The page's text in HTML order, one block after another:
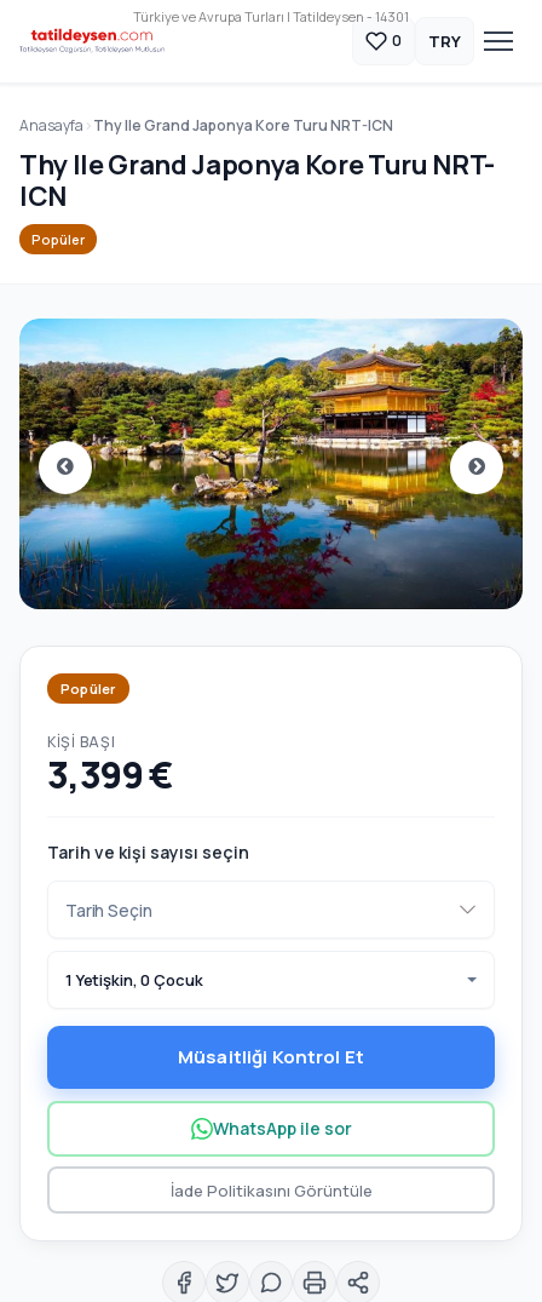
Türkiye ve Avrupa Turları | Tatildeysen - 14301
0 TRY
Anasayfa Thy Ile Grand Japonya Kore Turu NRT-ICN
Thy Ile Grand Japonya Kore Turu NRT-
ICN
Popüler
Popüler
KIŞI BAŞI
3,399 €
Tarih ve kişi sayısı seçin
1 Yetişkin, 0 Çocuk
Müsaitliği Kontrol Et
WhatsApp ile sor
İade Politikasını Görüntüle